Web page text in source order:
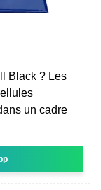
Black ? Les
un cadre